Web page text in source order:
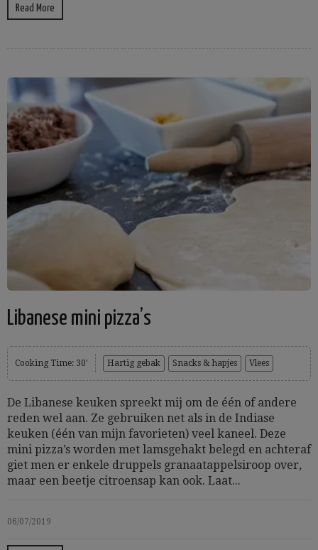
Read More
Libanese mini pizza’s
Cooking Time: 30' Hartig gebak Snacks & hapjes Vlees
De Libanese keuken spreekt mij om de één of andere
reden wel aan. Ze gebruiken net als in de Indiase
keuken (één van mijn favorieten) veel kaneel. Deze
mini pizza’s worden met lamsgehakt belegd en achteraf
giet men er enkele druppels granaatappelsiroop over,
maar een beetje citroensap kan ook. Laat...
06/07/2019